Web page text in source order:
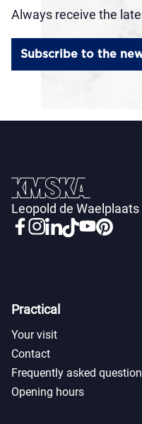
Always receive the
Subscribe to the
Leopold de
Practical
Your visit
Contact
Frequently asked
Opening hours